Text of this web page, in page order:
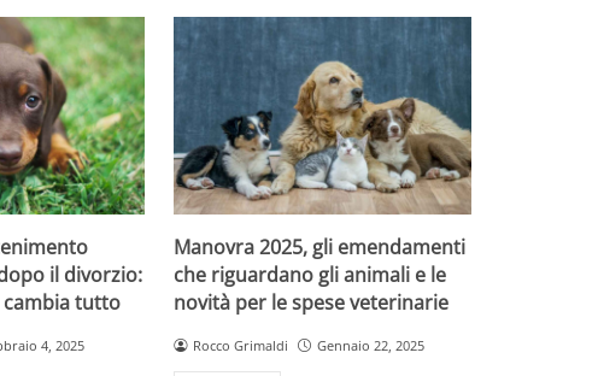
il divorzio:
tutto
4, 2025
Manovra 2025, gli emendamenti
che riguardano gli animali e le
novità per le spese veterinarie
Rocco Grimaldi Gennaio 22, 2025